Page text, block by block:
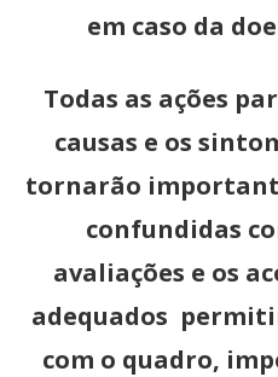
em caso da
Todas as ações
causas e os
tornarão
confundidas
avaliações e os
adequados
com o quadro,